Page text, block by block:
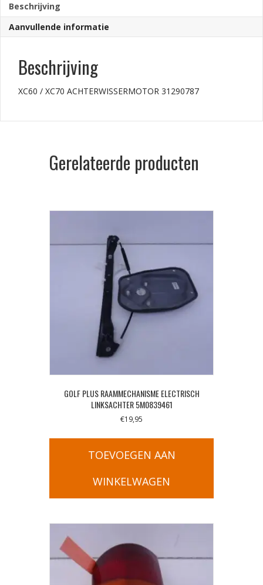
Beschrijving
Aanvullende informatie
Beschrijving
XC60 / XC70 ACHTERWISSERMOTOR 31290787
Gerelateerde producten
GOLF PLUS RAAMMECHANISME ELECTRISCH
LINKSACHTER 5M0839461
€19,95
TOEVOEGEN AAN
WINKELWAGEN